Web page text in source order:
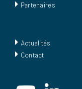
Partenaires
Actualités
Contact